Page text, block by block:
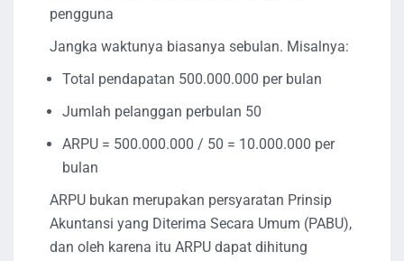
pengguna
Jangka waktunya biasanya sebulan. Misalnya:
Total pendapatan 500.000.000 per bulan
Jumlah pelanggan perbulan 50
ARPU = 500.000.000 / 50 = 10.000.000 per
bulan
ARPU bukan merupakan persyaratan Prinsip
Akuntansi yang Diterima Secara Umum (PABU),
dan oleh karena itu ARPU dapat dihitung